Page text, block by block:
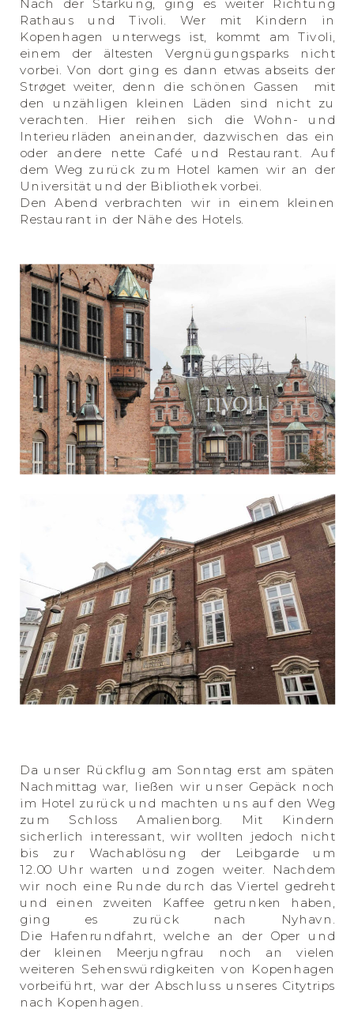
Rathaus und Tivoli. Wer mit Kindern in
Kopenhagen unterwegs ist, kommt am Tivoli,
einem der ältesten Vergnügungsparks nicht
vorbei. Von dort ging es dann etwas abseits der
Strøget weiter, denn die schönen Gassen mit
den unzähligen kleinen Läden sind nicht zu
verachten. Hier reihen sich die Wohn- und
Interieurläden aneinander, dazwischen das ein
oder andere nette Café und Restaurant. Auf
dem Weg zurück zum Hotel kamen wir an der
Universität und der Bibliothek vorbei.
Den Abend verbrachten wir in einem kleinen
Restaurant in der Nähe des Hotels.
Da unser Rückflug am Sonntag erst am späten
Nachmittag war, ließen wir unser Gepäck noch
im Hotel zurück und machten uns auf den Weg
zum Schloss Amalienborg. Mit Kindern
sicherlich interessant, wir wollten jedoch nicht
bis zur Wachablösung der Leibgarde um
12.00 Uhr warten und zogen weiter. Nachdem
wir noch eine Runde durch das Viertel gedreht
und einen zweiten Kaffee getrunken haben,
ging es zurück nach Nyhavn.
Die Hafenrundfahrt, welche an der Oper und
der kleinen Meerjungfrau noch an vielen
weiteren Sehenswürdigkeiten von Kopenhagen
vorbeiführt, war der Abschluss unseres Citytrips
nach Kopenhagen.